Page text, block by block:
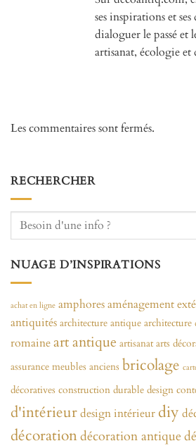
ses inspirations et
dialoguer le passé et
artisanat, écologie et
Les commentaires sont fermés.
RECHERCHER
NUAGE D’INSPIRATIONS
achat en ligne amphoresaménagement
antiquités architecture antique architecture
romaineart antique artisanat arts
assurance meubles anciens bricolage
décoratives construction durable design
d'intérieurdesign intérieur diy
décorationdécoration antique